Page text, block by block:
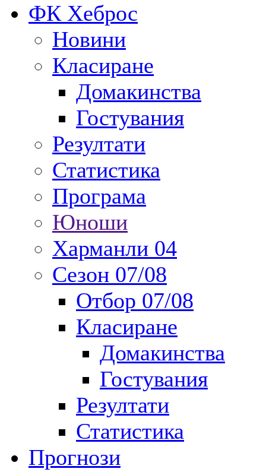
ФК Хеброс
Новини
Класиране
Домакинства
Гостувания
Резултати
Статистика
Програма
Юноши
Харманли 04
Сезон 07/08
Отбор 07/08
Класиране
Домакинства
Гостувания
Резултати
Статистика
Прогнози